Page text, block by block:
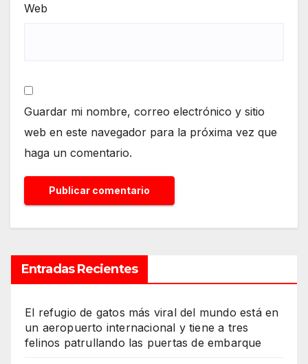
Web
Guardar mi nombre, correo electrónico y sitio
web en este navegador para la próxima vez que
haga un comentario.
Entradas Recientes
El refugio de gatos más viral del mundo está en
un aeropuerto internacional y tiene a tres
felinos patrullando las puertas de embarque